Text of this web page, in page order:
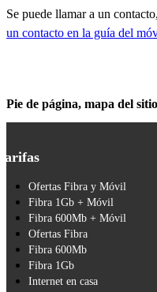
Se puede llamar a un
un contacto en la guía del
Pie de página, mapa del
Ofertas Fibra y Móvil
Fibra 1Gb + Móvil
Fibra 600Mb + Móvil
Ofertas Fibra
Fibra 600Mb
Fibra 1Gb
Internet en casa